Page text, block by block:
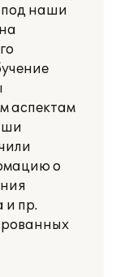
наши
аспектам
о
и пр.